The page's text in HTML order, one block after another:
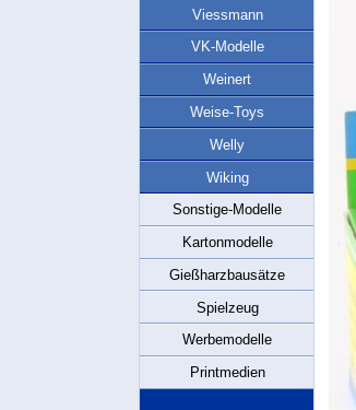
Viessmann
VK-Modelle
Weinert
Weise-Toys
Welly
Wiking
Sonstige-Modelle
Kartonmodelle
Gießharzbausätze
Spielzeug
Werbemodelle
Printmedien